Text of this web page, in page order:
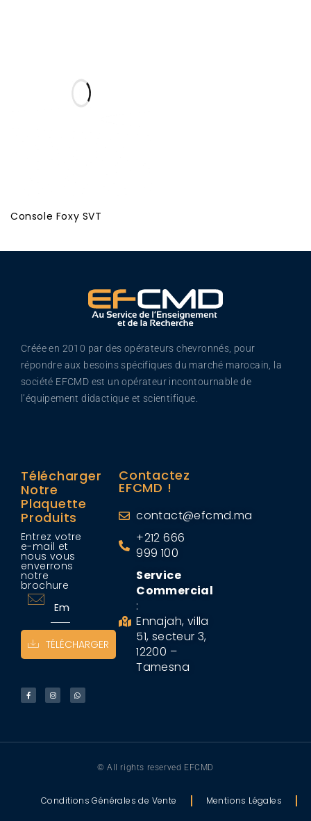
Console Foxy SVT
Créée en 2010 par des opérateurs chevronnés, pour
répondre aux besoins spécifiques du marché marocain, la
société EFCMD est un opérateur incontournable de
l’équipement didactique et scientifique.
Télécharger
Notre
Plaquette
Produits
Entrez votre
e-mail et
nous vous
enverrons
notre
brochure
TÉLÉCHARGER
Contactez
EFCMD !
contact@efcmd.ma
+212 666
999 100
Service
Commercial
:
Ennajah, villa
51, secteur 3,
12200 –
Tamesna
© All rights reserved EFCMD
Conditions Générales de Vente Mentions Légales